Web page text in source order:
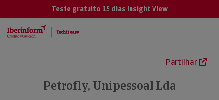
Teste gratuito 15 dias Insight View
Partilhar
Petrofly, Unipessoal Lda